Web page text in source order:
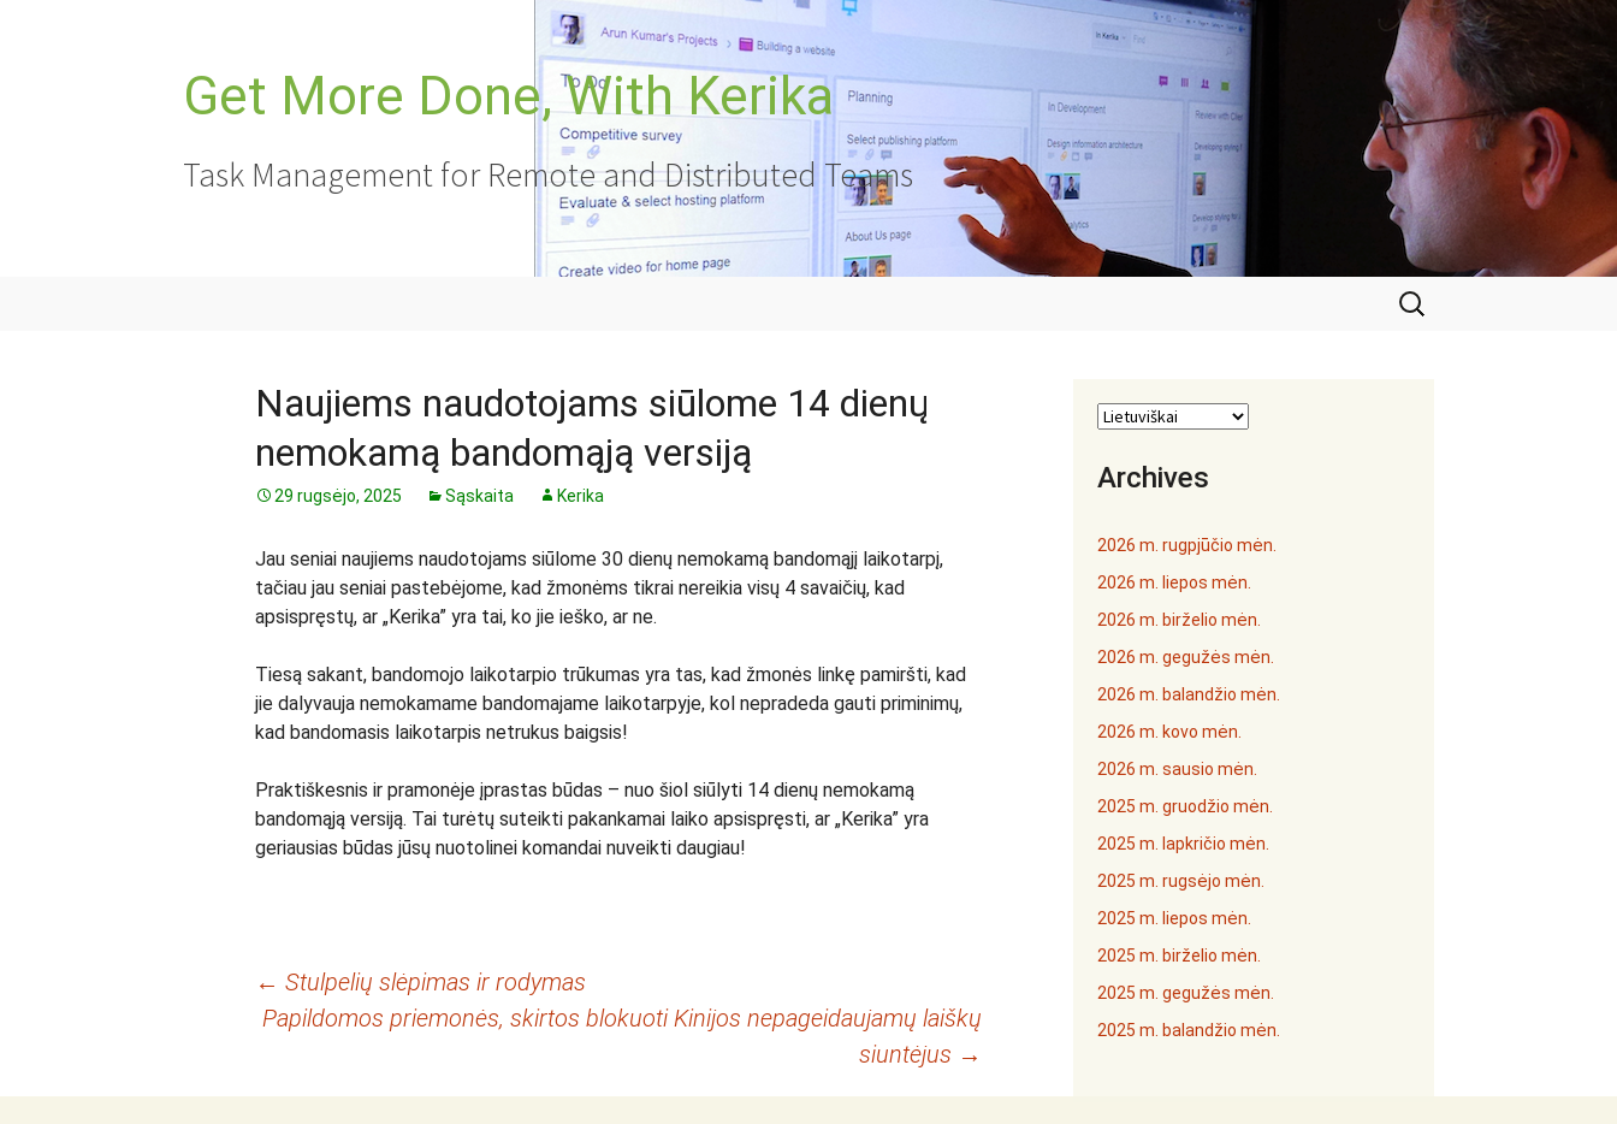
Get More Done, With Kerika
Task Management for Remote and Distributed Teams
Ieškoti:
Naujiems naudotojams siūlome 14 dienų
nemokamą bandomąją versiją
29 rugsėjo, 2025 Sąskaita Kerika
Jau seniai naujiems naudotojams siūlome 30 dienų nemokamą bandomąjį laikotarpį,
tačiau jau seniai pastebėjome, kad žmonėms tikrai nereikia visų 4 savaičių, kad
apsispręstų, ar „Kerika” yra tai, ko jie ieško, ar ne.
Tiesą sakant, bandomojo laikotarpio trūkumas yra tas, kad žmonės linkę pamiršti, kad
jie dalyvauja nemokamame bandomajame laikotarpyje, kol nepradeda gauti priminimų,
kad bandomasis laikotarpis netrukus baigsis!
Praktiškesnis ir pramonėje įprastas būdas – nuo šiol siūlyti 14 dienų nemokamą
bandomąją versiją. Tai turėtų suteikti pakankamai laiko apsispręsti, ar „Kerika” yra
geriausias būdas jūsų nuotolinei komandai nuveikti daugiau!
← Stulpelių slėpimas ir rodymas
Papildomos priemonės, skirtos blokuoti Kinijos nepageidaujamų laiškų
siuntėjus →
Archives
2026 m. rugpjūčio mėn.
2026 m. liepos mėn.
2026 m. birželio mėn.
2026 m. gegužės mėn.
2026 m. balandžio mėn.
2026 m. kovo mėn.
2026 m. sausio mėn.
2025 m. gruodžio mėn.
2025 m. lapkričio mėn.
2025 m. rugsėjo mėn.
2025 m. liepos mėn.
2025 m. birželio mėn.
2025 m. gegužės mėn.
2025 m. balandžio mėn.